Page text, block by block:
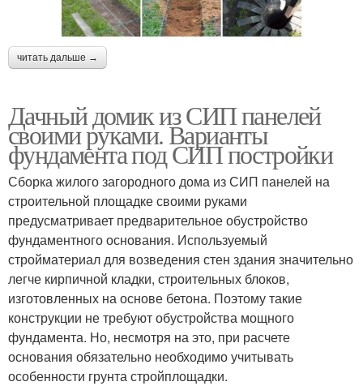
читать дальше →
Дачный домик из СИП панелей
своими руками. Варианты
фундамента под СИП постройки
Сборка жилого загородного дома из СИП панелей на
строительной площадке своими руками
предусматривает предварительное обустройство
фундаментного основания. Используемый
стройматериал для возведения стен здания значительно
легче кирпичной кладки, строительных блоков,
изготовленных на основе бетона. Поэтому такие
конструкции не требуют обустройства мощного
фундамента. Но, несмотря на это, при расчете
основания обязательно необходимо учитывать
особенности грунта стройплощадки.